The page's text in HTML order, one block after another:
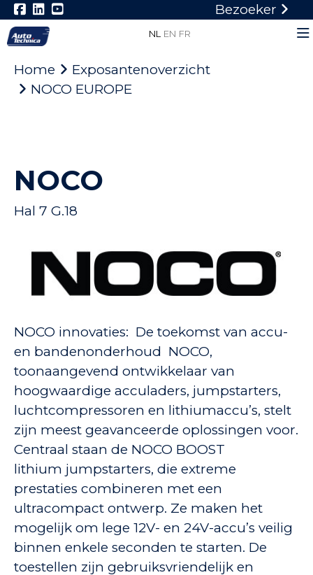
Bezoeker
NL EN FR
Home
Exposantenoverzicht
NOCO EUROPE
NOCO
Hal 7 G.18
NOCO innovaties: De toekomst van accu-
en bandenonderhoud NOCO,
toonaangevend ontwikkelaar van
hoogwaardige acculaders, jumpstarters,
luchtcompressoren en lithiumaccu’s, stelt
zijn meest geavanceerde oplossingen voor.
Centraal staan de NOCO BOOST
lithium jumpstarters, die extreme
prestaties combineren met een
ultracompact ontwerp. Ze maken het
mogelijk om lege 12V- en 24V-accu’s veilig
binnen enkele seconden te starten. De
toestellen zijn gebruiksvriendelijk en